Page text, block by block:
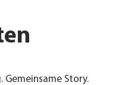
Gemeinsame Story.